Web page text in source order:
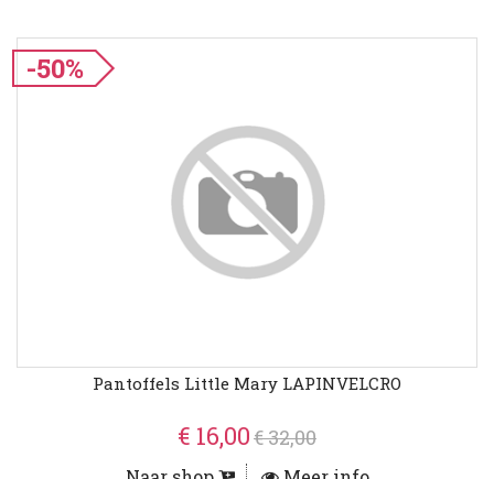
-50%
Pantoffels Little Mary LAPINVELCRO
€ 16,00€ 32,00